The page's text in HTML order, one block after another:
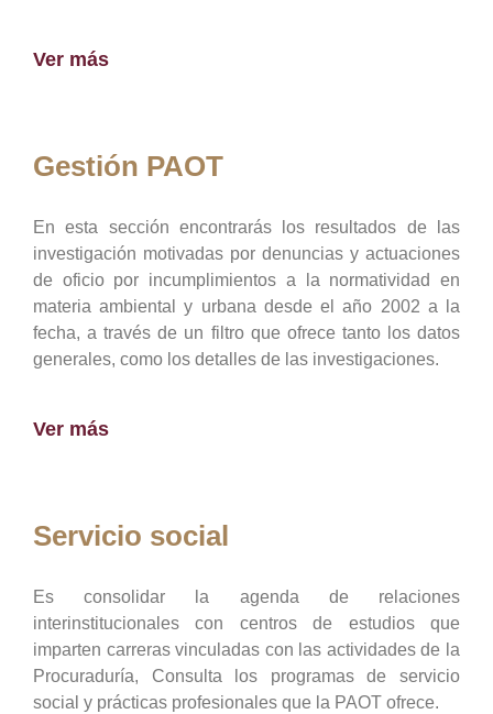
Ver más
Gestión PAOT
En esta sección encontrarás los resultados de las
investigación motivadas por denuncias y actuaciones
de oficio por incumplimientos a la normatividad en
materia ambiental y urbana desde el año 2002 a la
fecha, a través de un filtro que ofrece tanto los datos
generales, como los detalles de las investigaciones.
Ver más
Servicio social
Es consolidar la agenda de relaciones
interinstitucionales con centros de estudios que
imparten carreras vinculadas con las actividades de la
Procuraduría, Consulta los programas de servicio
social y prácticas profesionales que la PAOT ofrece.